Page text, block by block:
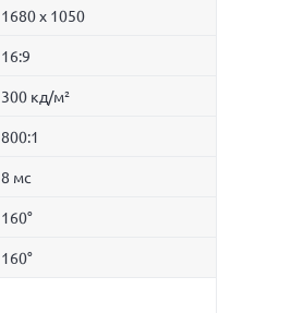
1680 x 1050
16:9
300 кд/м²
800:1
8 мс
160°
160°